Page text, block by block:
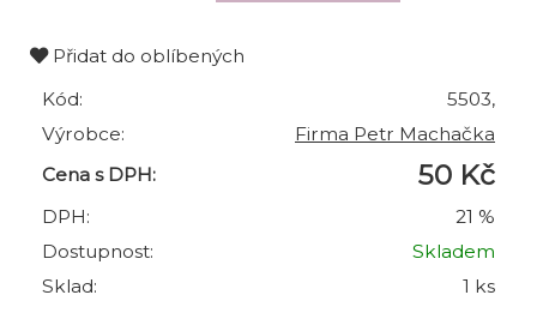
Přidat do oblíbených
Kód:
5503,
Výrobce:
Firma Petr Machačka
Cena s DPH:
50 Kč
DPH:
21 %
Dostupnost:
Skladem
Sklad:
1 ks